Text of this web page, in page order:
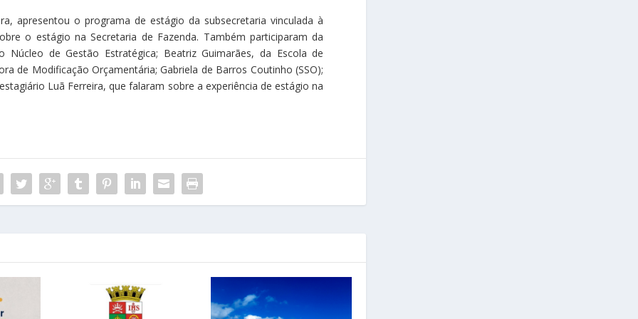
apresentou o programa de estágio da subsecretaria vinculada à
o estágio na Secretaria de Fazenda. Também participaram da
de Gestão Estratégica; Beatriz Guimarães, da Escola de
de Modificação Orçamentária; Gabriela de Barros Coutinho (SSO);
Luã Ferreira, que falaram sobre a experiência de estágio na